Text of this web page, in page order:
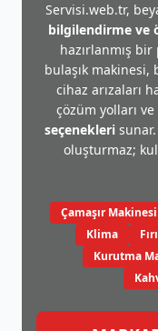
Servisi.web.tr,
bilgilendirme ve
hazırlanmış
bulaşık
cihaz arızaları
çözüm yolları ve
seçenekleri
oluşturmaz;
Çamaşır Makinesi
Klima
Kurutma